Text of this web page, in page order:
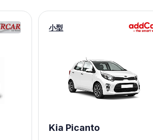
小型
Kia Picanto